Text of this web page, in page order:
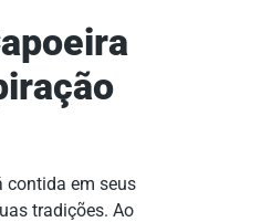
contida em seus
tradições. Ao